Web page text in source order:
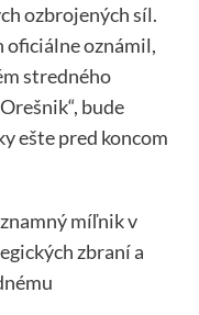
ozbrojených síl.
oznámil,
stredného
bude
ešte pred koncom
míľnik v
zbraní a